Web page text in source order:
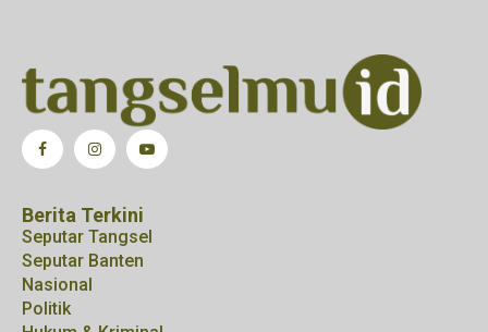
Berita Terkini
Seputar Tangsel
Seputar Banten
Nasional
Politik